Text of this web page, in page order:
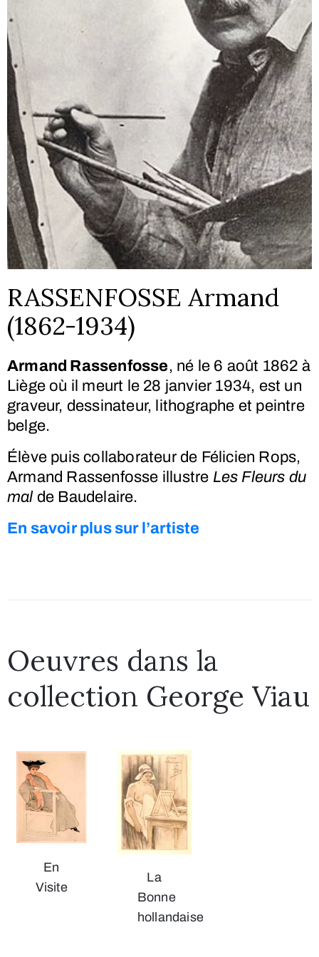
RASSENFOSSE Armand
(1862-1934)
Armand Rassenfosse, né le 6 août 1862 à
Liège où il meurt le 28 janvier 1934, est un
graveur, dessinateur, lithographe et peintre
belge.
Élève puis collaborateur de Félicien Rops,
Armand Rassenfosse illustre Les Fleurs du
malde Baudelaire.
En savoir plus sur l’artiste
Oeuvres dans la
collection George Viau
En
Visite
La
Bonne
hollandaise